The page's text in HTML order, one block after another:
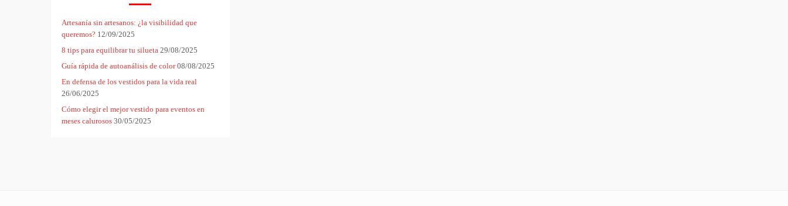
Artesanía sin artesanos: ¿la visibilidad que
queremos? 12/09/2025
8 tips para equilibrar tu silueta 29/08/2025
Guía rápida de autoanálisis de color 08/08/2025
En defensa de los vestidos para la vida real
26/06/2025
Cómo elegir el mejor vestido para eventos en
meses calurosos 30/05/2025